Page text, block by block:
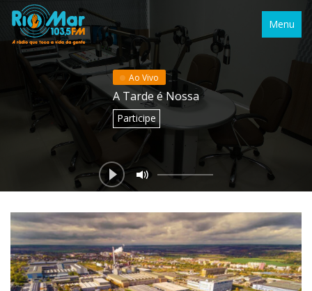
Menu
Ao Vivo
A Tarde é Nossa
Participe